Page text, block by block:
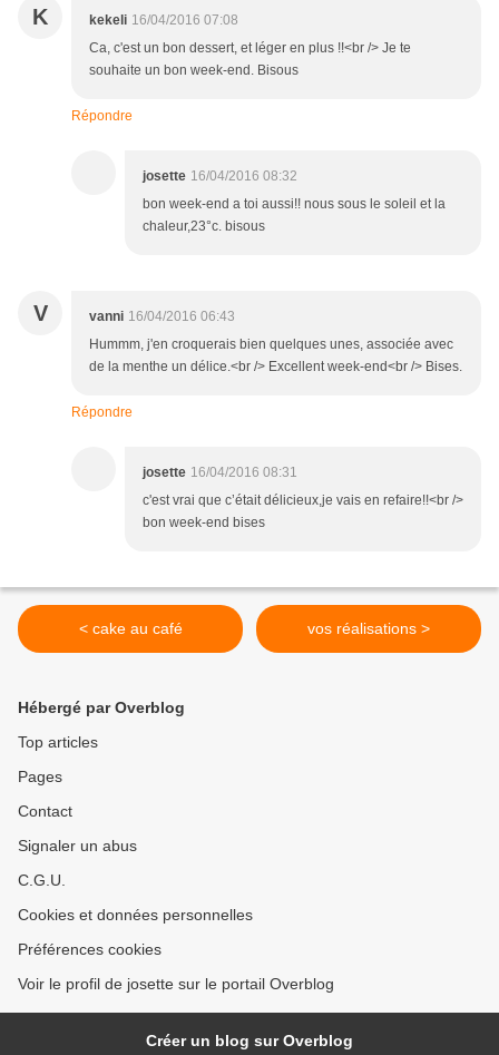
K kekeli 16/04/2016 07:08
Ca, c'est un bon dessert, et léger en plus !!<br /> Je te
souhaite un bon week-end. Bisous
Répondre
josette 16/04/2016 08:32
bon week-end a toi aussi!! nous sous le soleil et la
chaleur,23°c. bisous
V vanni 16/04/2016 06:43
Hummm, j'en croquerais bien quelques unes, associée avec
de la menthe un délice.<br /> Excellent week-end<br /> Bises.
Répondre
josette 16/04/2016 08:31
c'est vrai que c’était délicieux,je vais en refaire!!<br />
bon week-end bises
< cake au café vos réalisations >
Hébergé par Overblog
Top articles
Pages
Contact
Signaler un abus
C.G.U.
Cookies et données personnelles
Préférences cookies
Voir le profil de josette sur le portail Overblog
Créer un blog sur Overblog